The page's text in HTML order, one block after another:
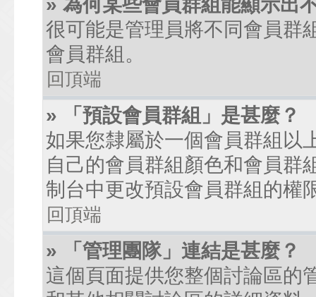
很可能是管理員將不同會員群
會員群組。
回頂端
» 「預設會員群組」是甚麼？
如果您隸屬於一個會員群組以
自己的會員群組顏色和會員群
制台中更改預設會員群組的權
回頂端
» 「管理團隊」連結是甚麼？
這個頁面提供您整個討論區的